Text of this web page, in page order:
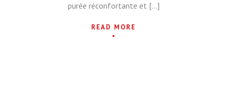
purée réconfortante et […]
READ MORE